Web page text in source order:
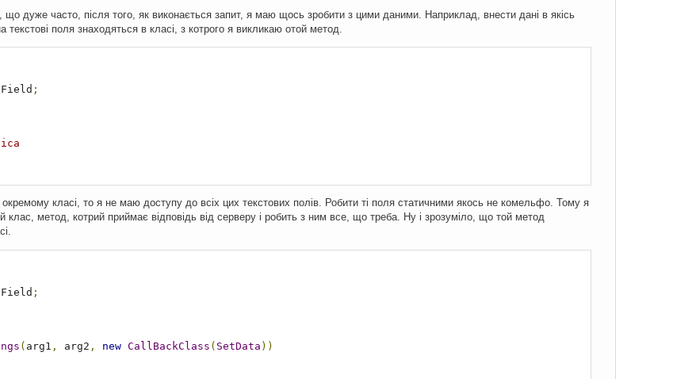
дуже часто, після того, як виконається запит, я маю щось зробити з цими даними. Наприклад, внести дані в якісь
текстові поля знаходяться в класі, з котрого я викликаю отой метод.
;
окремому класі, то я не маю доступу до всіх цих текстових полів. Робити ті поля статичними якось не комельфо. Тому я
клас, метод, котрий приймає відповідь від серверу і робить з ним все, що треба. Ну і зрозуміло, що той метод
;
( arg1 , arg2 , new CallBackClass ( SetData ))